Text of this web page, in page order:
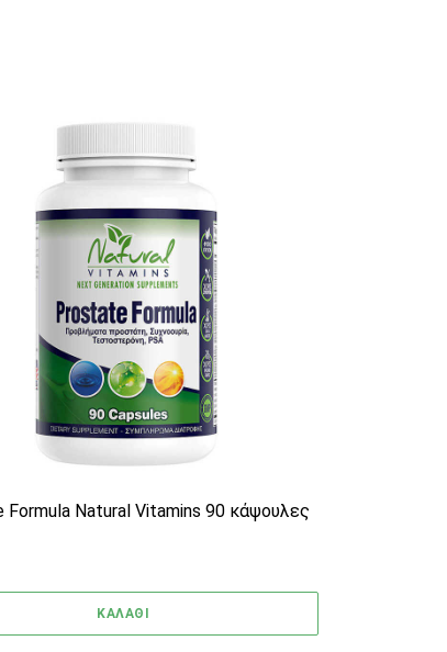
σελίδα του προϊόντος
Formula Natural Vitamins 90 κάψουλες
ΚΑΛΑΘΙ